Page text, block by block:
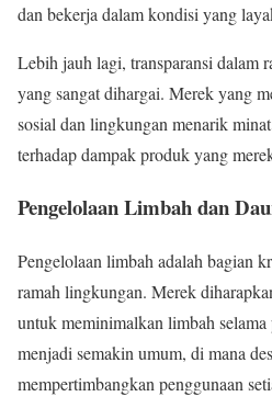
dan bekerja dalam kondisi yang
Lebih jauh lagi, transparansi dalam
yang sangat dihargai. Merek yang
sosial dan lingkungan menarik
terhadap dampak produk yang
Pengelolaan Limbah dan
Pengelolaan limbah adalah bagian
ramah lingkungan. Merek
untuk meminimalkan limbah selama
menjadi semakin umum, di mana
mempertimbangkan penggunaan